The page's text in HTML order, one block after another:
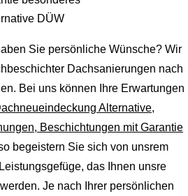
DÜW
Sie persönliche Wünsche? Wir
Dachsanierungen nach
Bei uns können Ihre Erwartungen
Alternative,
Beschichtungen mit Garantie
begeistern Sie sich von unsrem
das Ihnen unsre
Je nach Ihrer persönlichen